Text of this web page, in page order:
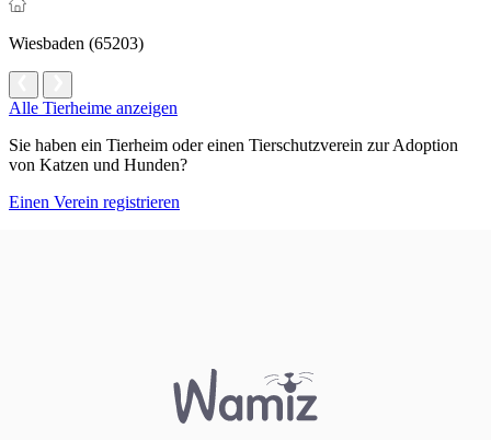
Wiesbaden (65203)
Alle Tierheime anzeigen
Sie haben ein Tierheim oder einen Tierschutzverein zur Adoption
von Katzen und Hunden?
Einen Verein registrieren